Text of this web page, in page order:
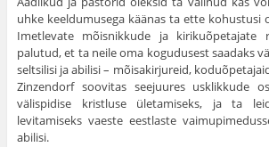
uhke keeldumusega käänas ta ette kohustusi
Imetlevate mõisnikkude ja
palutud, et ta neile oma kogudusest saadaks
seltsilisi ja abilisi – mõisakirjureid,
Zinzendorf soovitas seejuures usklikkude
välispidise kristluse ületamiseks, ja ta
levitamiseks vaeste eestlaste
abilisi.